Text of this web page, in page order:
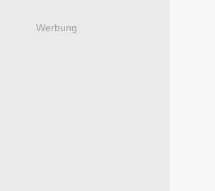
Werbung